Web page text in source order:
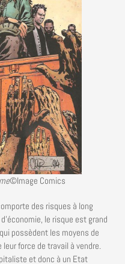
©Image Comics
des risques à long
le risque est grand
possèdent les moyens de
force de travail à vendre.
et donc à un Etat